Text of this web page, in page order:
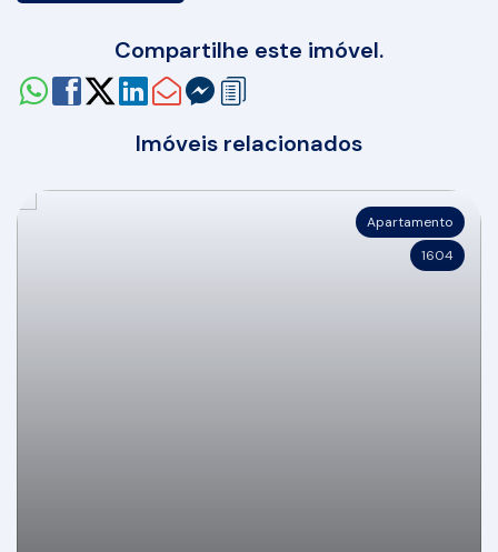
Compartilhe este imóvel.
Imóveis relacionados
Apartamento
1604